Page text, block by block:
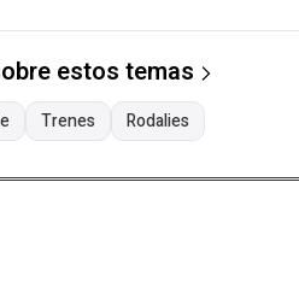
estos temas
Trenes Rodalies